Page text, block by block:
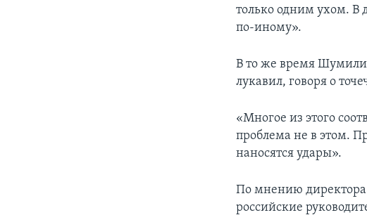
только одним ухом. В
по-иному».
В то же время
лукавил, говоря о
«Многое из этого
проблема не в этом.
наносятся удары».
По мнению директора
российские